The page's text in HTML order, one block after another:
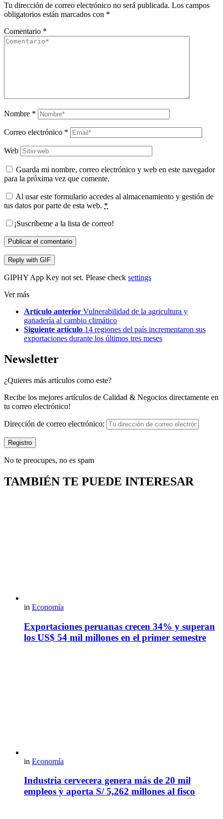
Tu dirección de correo electrónico no será publicada. Los campos
obligatorios están marcados con *
Comentario *
Nombre *
Correo electrónico *
Web
Guarda mi nombre, correo electrónico y web en este navegador
para la próxima vez que comente.
Al usar este formulario accedes al almacenamiento y gestión de
tus datos por parte de esta web. *
¡Suscríbeme a la lista de correo!
Publicar el comentario
Reply with GIF
GIPHY App Key not set. Please check settings
Ver más
Artículo anterior Vulnerabilidad de la agricultura y
ganadería al cambio climático
Siguiente artículo 14 regiones del país incrementaron sus
exportaciones durante los últimos tres meses
Newsletter
¿Quieres más artículos como este?
Recibe los mejores artículos de Calidad & Negocios directamente en
tu correo electrónico!
Dirección de correo electrónico:
No te preocupes, no es spam
TAMBIÉN TE PUEDE INTERESAR
in Economía
Exportaciones peruanas crecen 34% y superan
los US$ 54 mil millones en el primer semestre
in Economía
Industria cervecera genera más de 20 mil
empleos y aporta S/ 5,262 millones al fisco